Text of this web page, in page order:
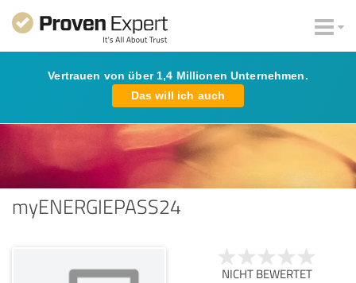
Vertrauen von über 1,4 Millionen Unternehmen.
Das will ich auch
myENERGIEPASS24
NICHT BEWERTET